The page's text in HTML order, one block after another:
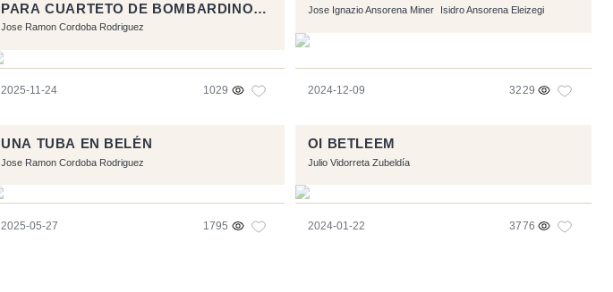
PARA CUARTETO DE BOMBARDINOS
Y TUBAS.
Jose Ramon Cordoba Rodriguez
2025-11-24 1029
Jose Ignazio Ansorena Miner Isidro Ansorena Eleizegi
2024-12-09 3229
UNA TUBA EN BELÉN
Jose Ramon Cordoba Rodriguez
2025-05-27 1795
OI BETLEEM
Julio Vidorreta Zubeldía
2024-01-22 3776